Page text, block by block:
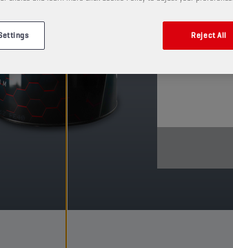
Guarda i
Reject All